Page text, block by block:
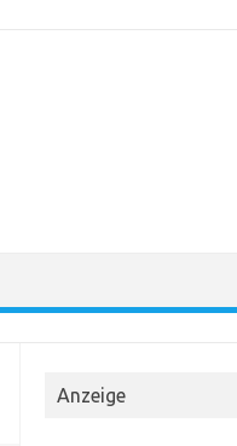
Anzeige